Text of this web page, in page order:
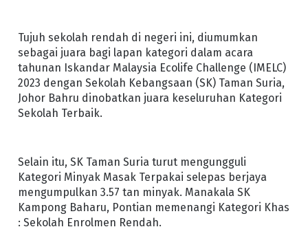
Tujuh sekolah rendah di negeri ini, diumumkan
sebagai juara bagi lapan kategori dalam acara
tahunan Iskandar Malaysia Ecolife Challenge (IMELC)
2023 dengan Sekolah Kebangsaan (SK) Taman Suria,
Johor Bahru dinobatkan juara keseluruhan Kategori
Sekolah Terbaik.
Selain itu, SK Taman Suria turut mengungguli
Kategori Minyak Masak Terpakai selepas berjaya
mengumpulkan 3.57 tan minyak. Manakala SK
Kampong Baharu, Pontian memenangi Kategori Khas
: Sekolah Enrolmen Rendah.